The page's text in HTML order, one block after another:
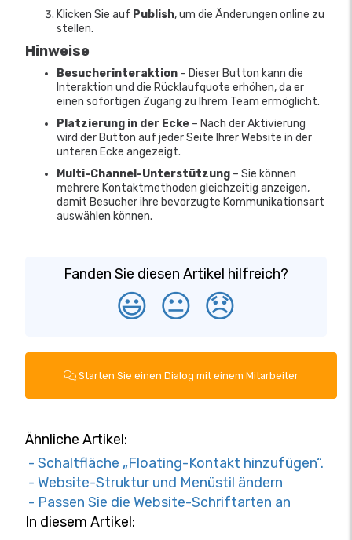
Klicken Sie auf Publish, um die Änderungen online zu
stellen.
Hinweise
Besucherinteraktion – Dieser Button kann die
Interaktion und die Rücklaufquote erhöhen, da er
einen sofortigen Zugang zu Ihrem Team ermöglicht.
Platzierung in der Ecke – Nach der Aktivierung
wird der Button auf jeder Seite Ihrer Website in der
unteren Ecke angezeigt.
Multi-Channel-Unterstützung – Sie können
mehrere Kontaktmethoden gleichzeitig anzeigen,
damit Besucher ihre bevorzugte Kommunikationsart
auswählen können.
Fanden Sie diesen Artikel hilfreich?
😃 😐 😞
Starten Sie einen Dialog mit einem Mitarbeiter
Ähnliche Artikel:
- Schaltfläche „Floating-Kontakt hinzufügen“.
- Website-Struktur und Menüstil ändern
- Passen Sie die Website-Schriftarten an
In diesem Artikel: